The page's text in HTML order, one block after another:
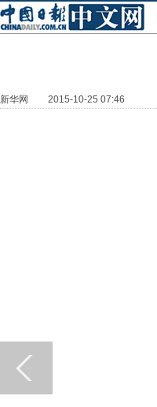
新华网 2015-10-25 07:46